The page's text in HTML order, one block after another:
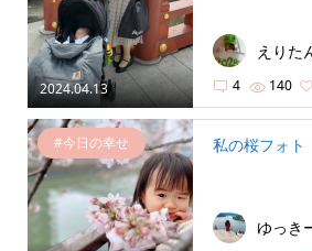
2024.04.13
えりた
4 140
#今日の幸せ 私の桜フォト
ゆっき